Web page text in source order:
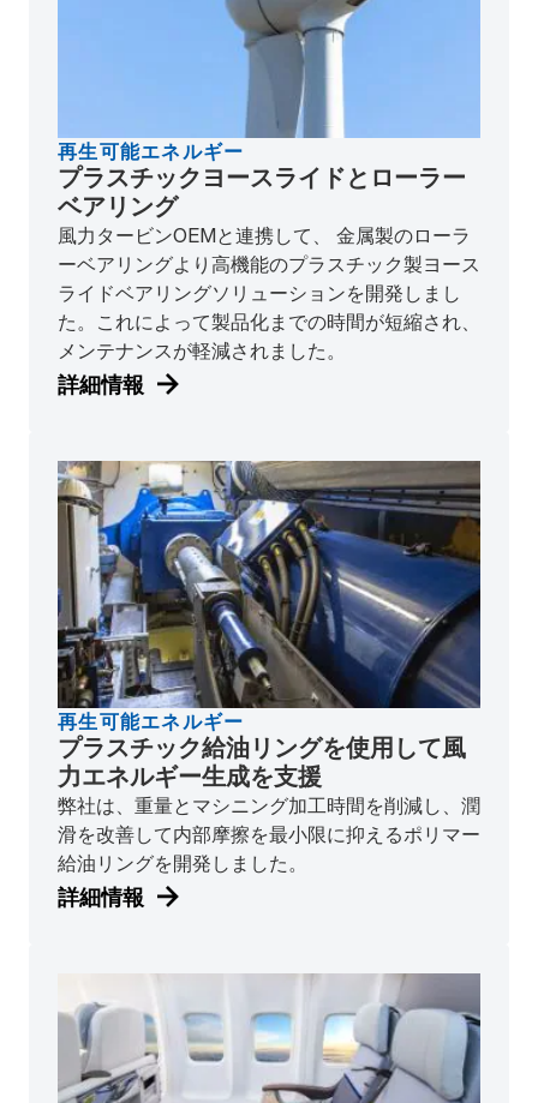
再生可能エネルギー
プラスチックヨースライドとローラー
ベアリング
風力タービンOEMと連携して、 金属製のローラ
ーベアリングより高機能のプラスチック製ヨース
ライドベアリングソリューションを開発しまし
た。これによって製品化までの時間が短縮され、
メンテナンスが軽減されました。
詳細情報
再生可能エネルギー
プラスチック給油リングを使用して風
力エネルギー生成を支援
弊社は、重量とマシニング加工時間を削減し、潤
滑を改善して内部摩擦を最小限に抑えるポリマー
給油リングを開発しました。
詳細情報